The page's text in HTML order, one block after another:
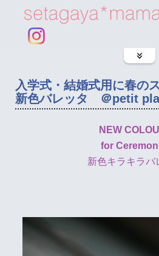
入学式・結婚式用に春の
新色バレッタ ＠petit
NEW
for
新色キラキラバ